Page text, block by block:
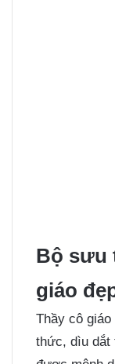
Bộ sưu
giáo
Thầy cô
thức, dìu dắt